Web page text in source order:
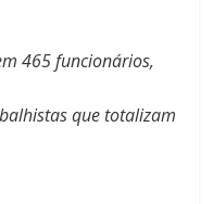
465 funcionários,
que totalizam